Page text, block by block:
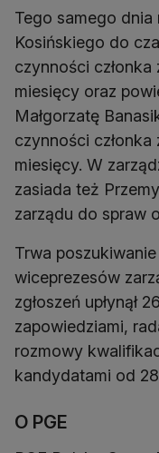
Tego samego dnia
Kosińskiego do
czynności
miesięcy oraz
Małgorzatę
czynności
miesięcy. W
zasiada też
zarządu do spraw
Trwa
wiceprezesów
zgłoszeń upłynął
zapowiedziami,
rozmowy
kandydatami od
O PGE